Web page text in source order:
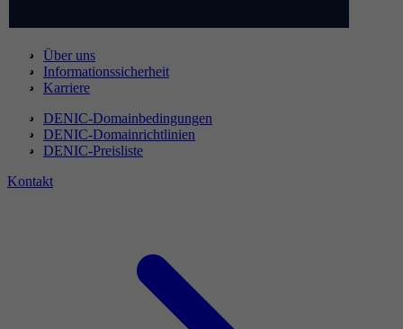
Über uns
Informationssicherheit
Karriere
DENIC-Domainbedingungen
DENIC-Domainrichtlinien
DENIC-Preisliste
Kontakt